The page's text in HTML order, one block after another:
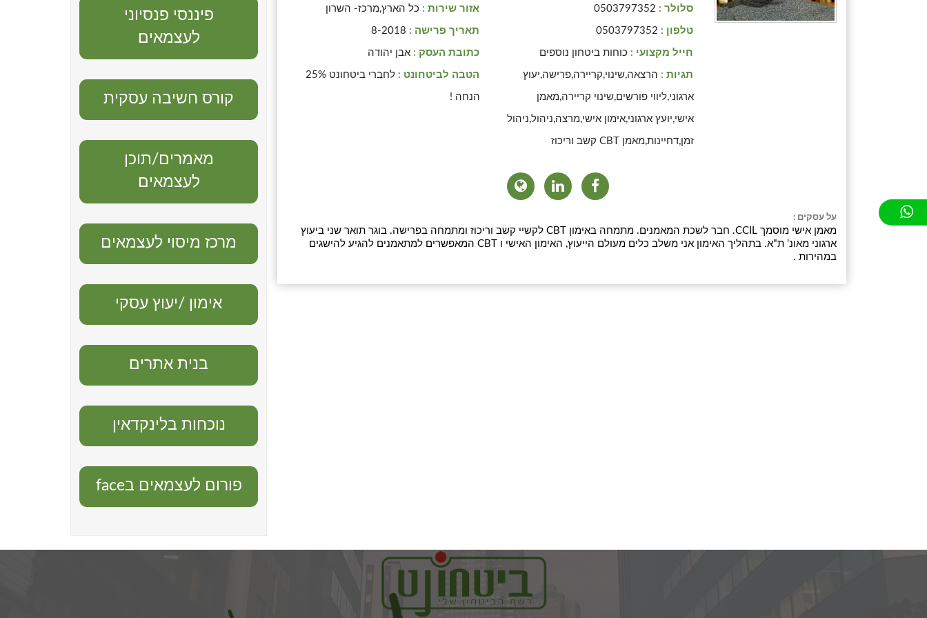
סלולר : 0503797352
טלפון : 0503797352
חייל מקצועי : כוחות ביטחון נוספים
תגיות : הרצאה,שינוי,קריירה,פרישה,יעוץ
ארגוני,ליווי פורשים,שינוי קריירה,מאמן
אישי,יועץ ארגוני,אימון אישי,מרצה,ניהול,ניהול
זמן,דחיינות,מאמן CBT קשב וריכוז
אזור שירות : כל הארץ,מרכז- השרון
תאריך פרישה : 8-2018
כתובת העסק : אבן יהודה
הטבה לביטחונט : לחברי ביטחונט 25%
הנחה !
על עסקים :
מאמן אישי מוסמך CCIL. חבר לשכת המאמנים. מתמחה באימון CBT לקשיי קשב וריכוז ומתמחה בפרישה. בוגר תואר שני ביעוץ
ארגוני מאונ' ת"א. בתהליך האימון אני משלב כלים מעולם הייעוץ, האימון האישי ו CBT המאפשרים למתאמנים להגיע להישגים
במהירות .
פיננסי פנסיוני
לעצמאים
קורס חשיבה עסקית
מאמרים/תוכן
לעצמאים
מרכז מיסוי לעצמאים
אימון /יעוץ עסקי
בנית אתרים
נוכחות בלינקדאין
פורום לעצמאים בface